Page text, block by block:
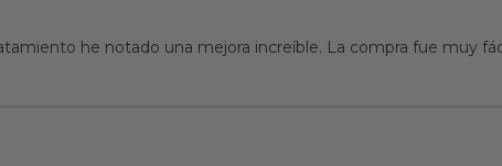
he notado una mejora increíble. La compra fue muy